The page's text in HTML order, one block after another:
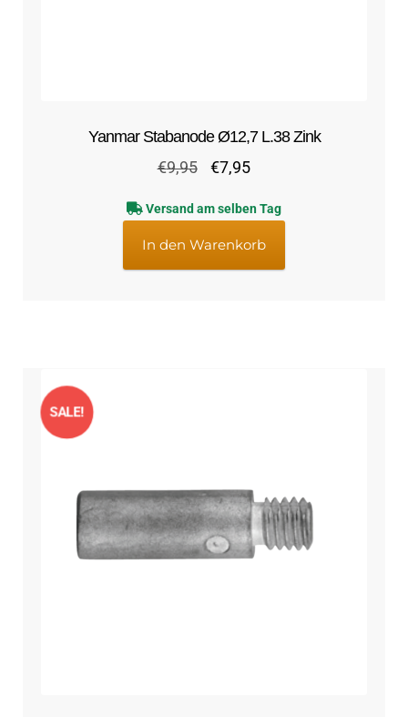
Yanmar Stabanode Ø12,7 L.38 Zink
€9,95
Ursprünglicher
war:
€9,95
€7,95Aktueller
ist:
€7,95.
Versand am selben Tag
In den Warenkorb
SALE!